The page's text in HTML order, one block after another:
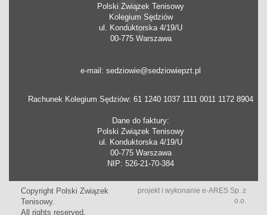
Polski Związek Tenisowy
Kolegium Sędziów
ul. Konduktorska 4/19/U
00-775 Warszawa
e-mail: sedziowie@sedziowiepzt.pl
Rachunek Kolegium Sędziów: 61 1240 1037 1111 0011 1172 8904
Dane do faktury:
Polski Związek Tenisowy
ul. Konduktorska 4/19/U
00-775 Warszawa
NIP: 526-21-70-384
Copyright Polski Związek
Tenisowy.
All rights reserved.
projekt i wykonanie e-ARES Sp. z
o.o.